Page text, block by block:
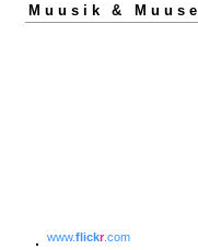
Muusik & Muuse
www.flickr.com